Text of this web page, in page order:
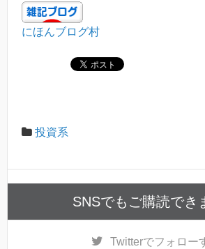
にほんブログ村
投資系
SNSでもご購読でき
Twitterでフォロー